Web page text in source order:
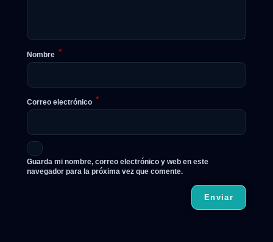
Nombre *
Correo electrónico *
Guarda mi nombre, correo electrónico y web en este
navegador para la próxima vez que comente.